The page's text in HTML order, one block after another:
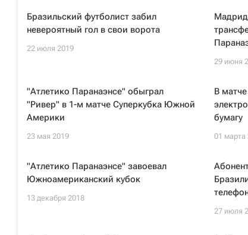
Бразильский футболист забил
невероятный гол в свои ворота
22 июля 2019
29 июня
"Атлетико Паранаэнсе" обыграл
"Ривер" в 1-м матче Суперкубка Южной
Америки
23 мая 2019
В
бумагу
01 марта
"Атлетико Паранаэнсе" завоевал
Южноамериканский кубок
13 декабря 2018
27 июля